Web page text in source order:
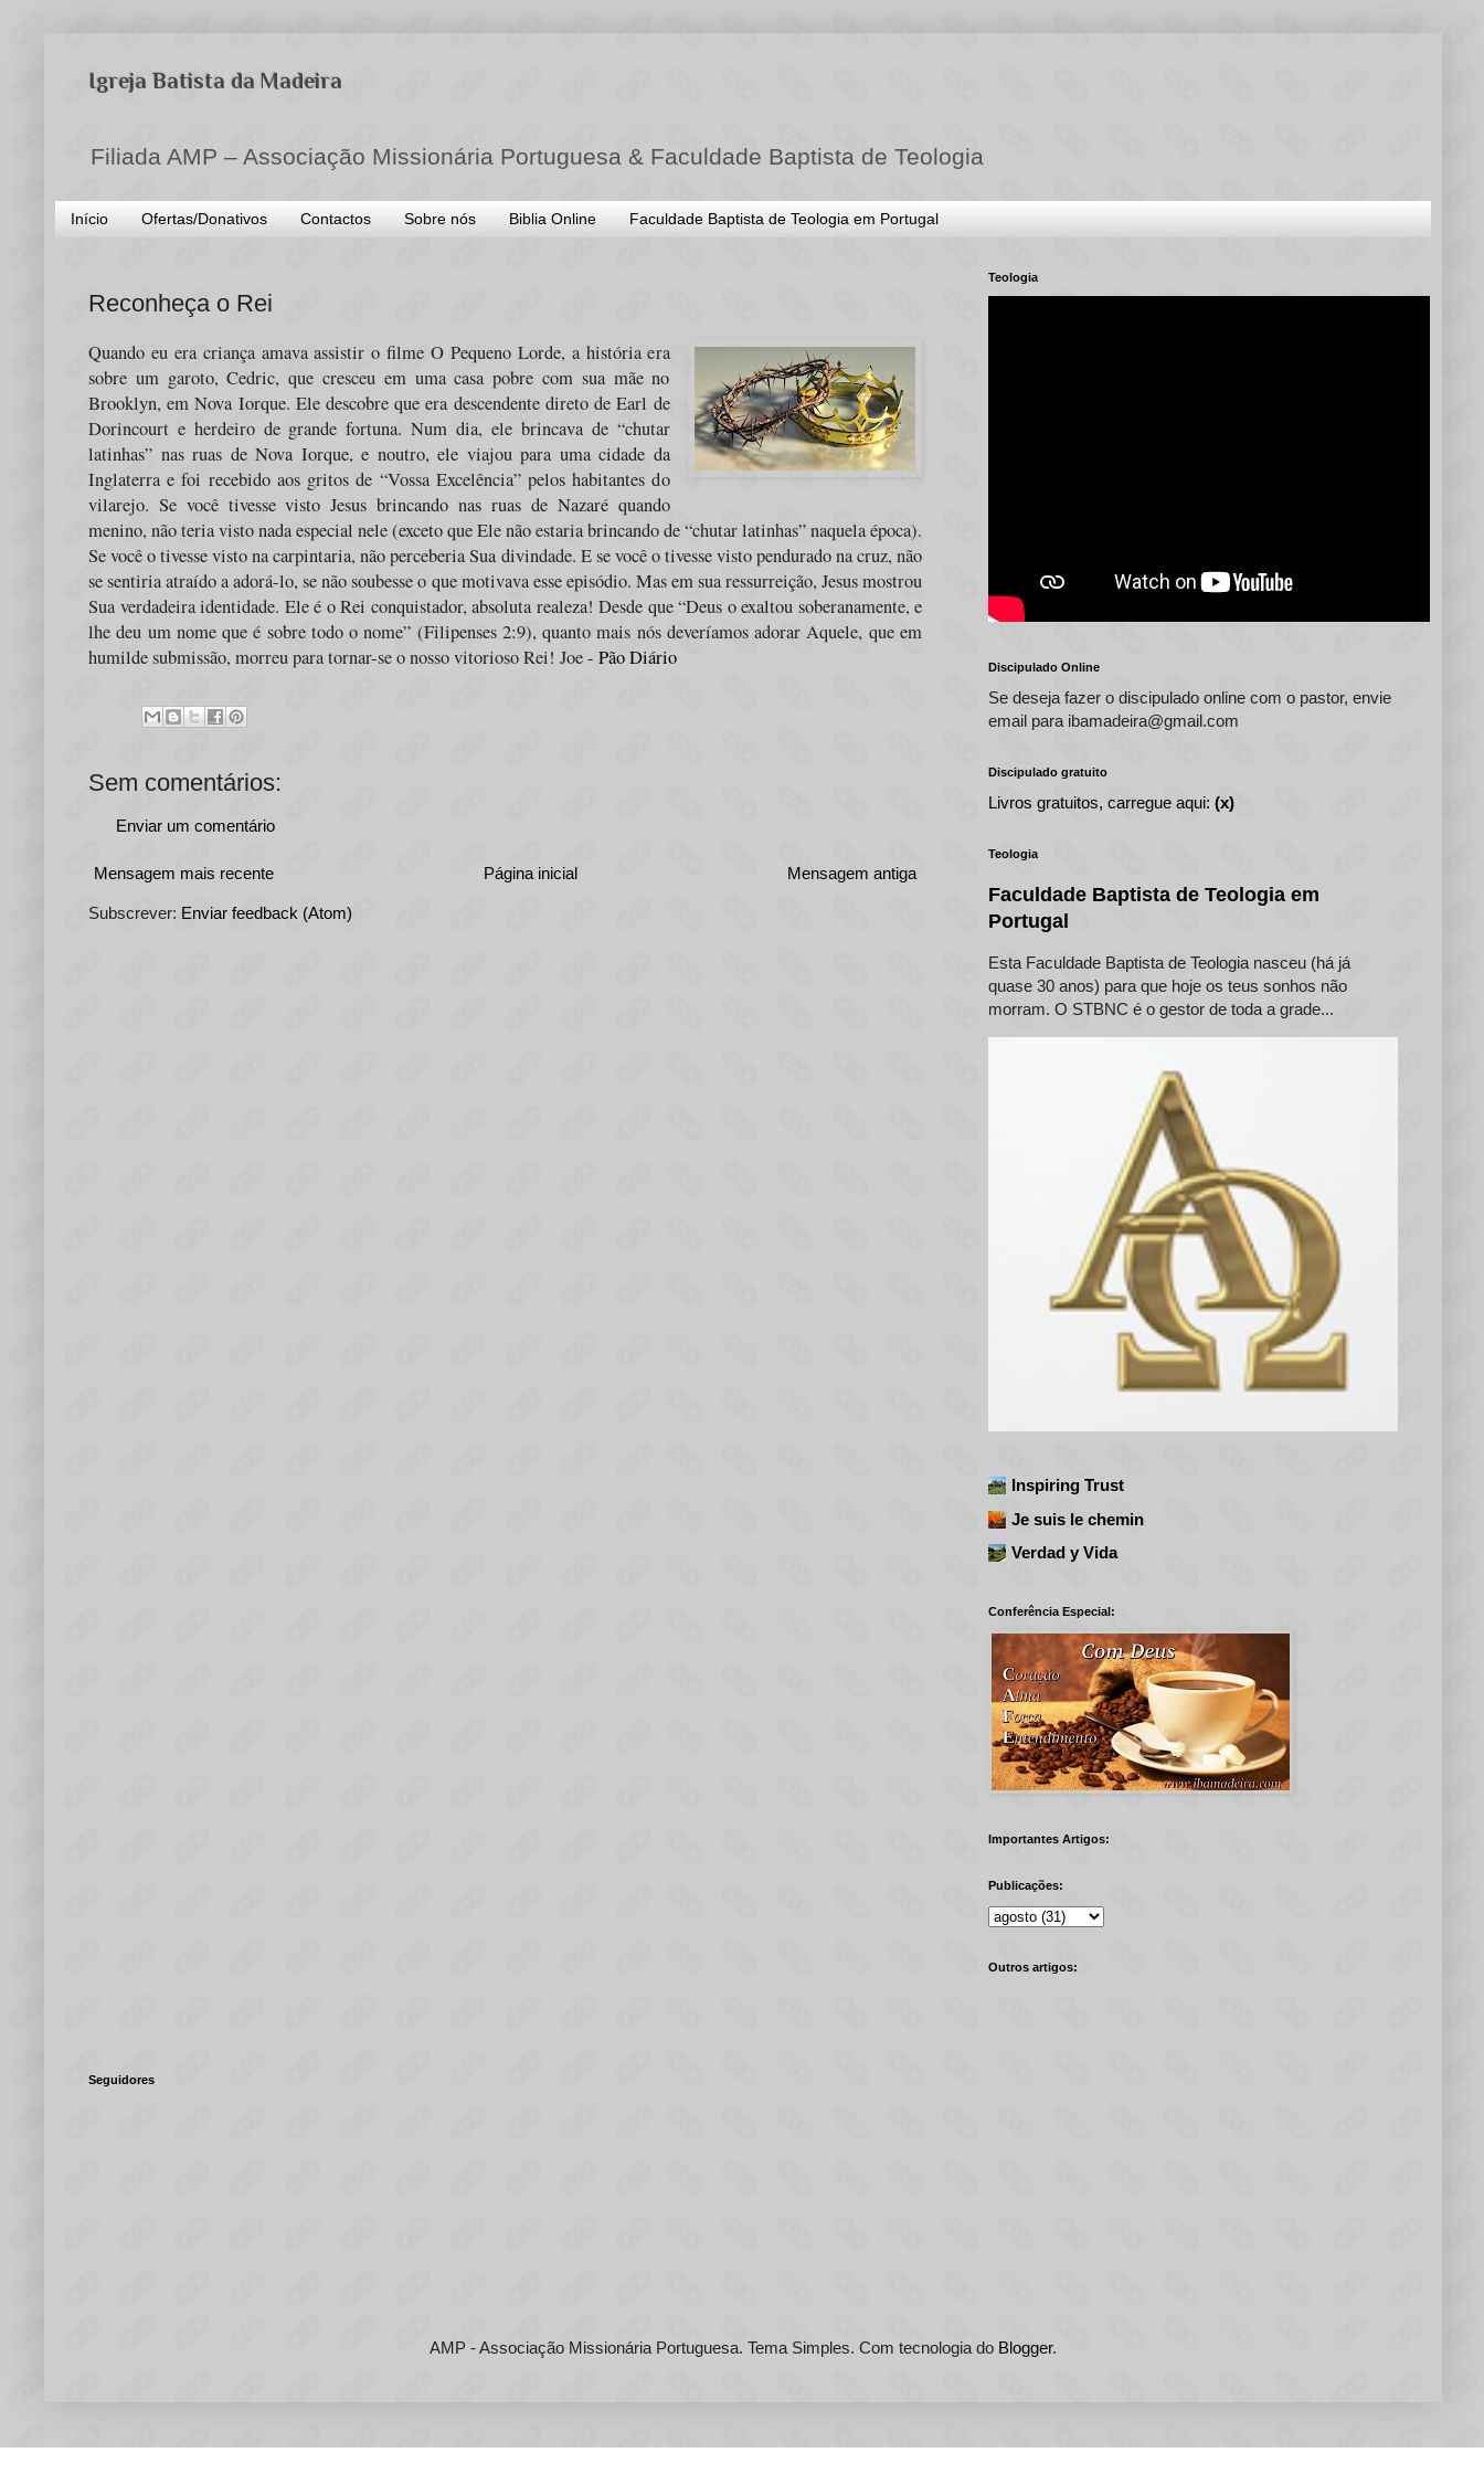
Igreja Batista da Madeira
Filiada AMP – Associação Missionária Portuguesa & Faculdade Baptista de Teologia
Início Ofertas/Donativos Contactos Sobre nós Biblia Online Faculdade Baptista de Teologia em Portugal
Reconheça o Rei
Quando eu era criança amava assistir o filme O Pequeno Lorde, a história era
sobre um garoto, Cedric, que cresceu em uma casa pobre com sua mãe no
Brooklyn, em Nova Iorque. Ele descobre que era descendente direto de Earl de
Dorincourt e herdeiro de grande fortuna. Num dia, ele brincava de “chutar
latinhas” nas ruas de Nova Iorque, e noutro, ele viajou para uma cidade da
Inglaterra e foi recebido aos gritos de “Vossa Excelência” pelos habitantes do
vilarejo. Se você tivesse visto Jesus brincando nas ruas de Nazaré quando
menino, não teria visto nada especial nele (exceto que Ele não estaria brincando de “chutar latinhas” naquela época).
Se você o tivesse visto na carpintaria, não perceberia Sua divindade. E se você o tivesse visto pendurado na cruz, não
se sentiria atraído a adorá-lo, se não soubesse o que motivava esse episódio. Mas em sua ressurreição, Jesus mostrou
Sua verdadeira identidade. Ele é o Rei conquistador, absoluta realeza! Desde que “Deus o exaltou soberanamente, e
lhe deu um nome que é sobre todo o nome” (Filipenses 2:9), quanto mais nós deveríamos adorar Aquele, que em
humilde submissão, morreu para tornar-se o nosso vitorioso Rei! Joe - Pão Diário
Sem comentários:
Enviar um comentário
Mensagem mais recente Mensagem antiga
Página inicial
Subscrever: Enviar feedback (Atom)
Teologia
Discipulado Online
Se deseja fazer o discipulado online com o pastor, envie
email para ibamadeira@gmail.com
Discipulado gratuito
Livros gratuitos, carregue aqui: (x)
Teologia
Faculdade Baptista de Teologia em
Portugal
Esta Faculdade Baptista de Teologia nasceu (há já
quase 30 anos) para que hoje os teus sonhos não
morram. O STBNC é o gestor de toda a grade...
Inspiring Trust
Je suis le chemin
Verdad y Vida
Conferência Especial:
Importantes Artigos:
Publicações:
Outros artigos:
Seguidores
AMP - Associação Missionária Portuguesa. Tema Simples. Com tecnologia do Blogger.